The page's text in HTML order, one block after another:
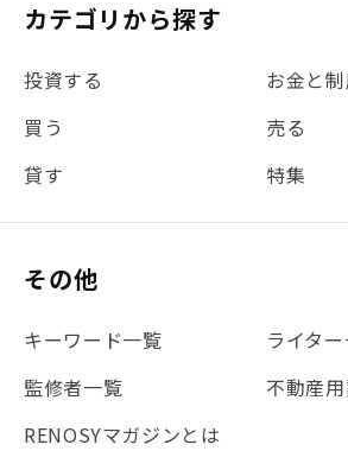
カテゴリから探す
投資する
お金と
買う
売る
貸す
特集
その他
キーワード一覧
ライタ
監修者一覧
不動産
RENOSYマガジンとは